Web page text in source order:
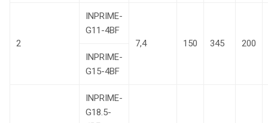
2
INPRIME-
G11-4BF
7,4
150 345
200
INPRIME-
G15-4BF
INPRIME-
G18.5-